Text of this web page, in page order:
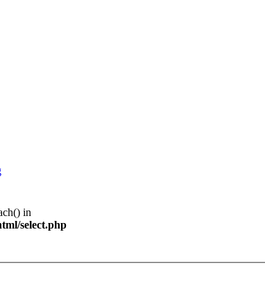
in
select.php